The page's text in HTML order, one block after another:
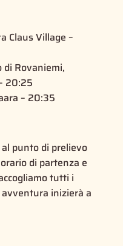
Claus Village –
Rovaniemi,
20:25
– 20:35
punto di prelievo
di partenza e
tutti i
inizierà a